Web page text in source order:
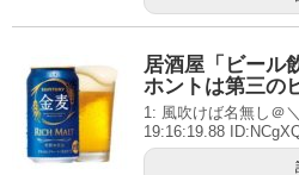
居酒屋「ビール
ホントは第三の
1: 風吹けば名無し＠
19:16:19.88